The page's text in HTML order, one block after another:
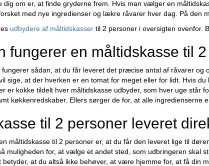
dig om er, at finde gryderne frem. Hvis man vælger en
med nye ingredienser og lækre råvarer hver dag. På den
udbydere af måltidskasser til 2 personer i oversigten ovenfor.
fungerer en måltidskasse til
fungerer sådan, at du får leveret det præcise antal af råvarer
sige, at der hverken er en tomat for meget eller for lidt. Hvis
er kokke tildelt hver måltidskasse udbyder, som hver uge
køkkenredskaber. Ellers sørger de for, at alle ingredienserne
til 2 personer leveret
måltidskasse til 2 personer er, at du får den leveret lige til
muligheden for, at vælge et andet sted, som udbringeren skal
betyder, at du altså ikke behøver, at være hjemme for, at få din